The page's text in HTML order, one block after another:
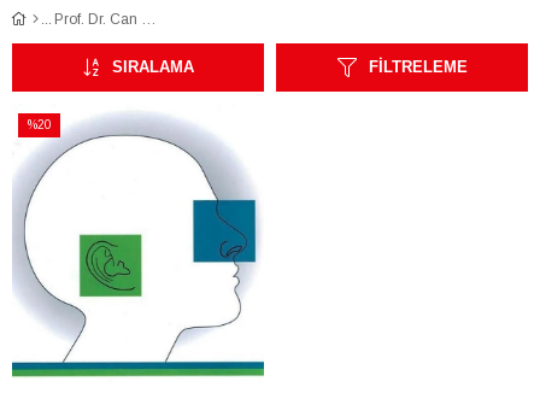
Prof. Dr. Can Baykal, Uzm. Dr. K. Didem Yazganoğlu
FILTRELEME
SIRALAMA
%20
%20İndirim